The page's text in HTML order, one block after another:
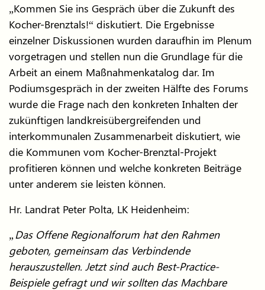
„Kommen Sie ins Gespräch über die Zukunft des
Kocher-Brenztals!“ diskutiert. Die Ergebnisse
einzelner Diskussionen wurden daraufhin im Plenum
vorgetragen und stellen nun die Grundlage für die
Arbeit an einem Maßnahmenkatalog dar. Im
Podiumsgespräch in der zweiten Hälfte des Forums
wurde die Frage nach den konkreten Inhalten der
zukünftigen landkreisübergreifenden und
interkommunalen Zusammenarbeit diskutiert, wie
die Kommunen vom Kocher-Brenztal-Projekt
profitieren können und welche konkreten Beiträge
unter anderem sie leisten können.
Hr. Landrat Peter Polta, LK Heidenheim:
„Das Offene Regionalforum hat den Rahmen
geboten, gemeinsam das Verbindende
herauszustellen. Jetzt sind auch Best-Practice-
Beispiele gefragt und wir sollten das Machbare